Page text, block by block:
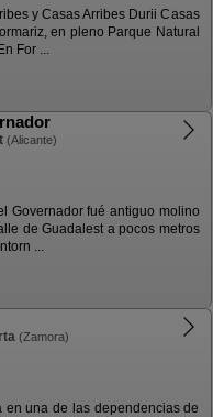
y Casas Arribes Durii Casas
en pleno Parque Natural
For ...
(Alicante)
Governador fué antiguo molino
de Guadalest a pocos metros
...
(Zamora)
en una de las dependencias de